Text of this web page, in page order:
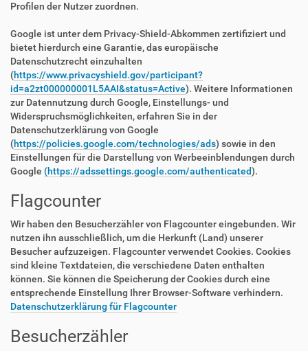
Profilen der Nutzer zuordnen.
Google ist unter dem Privacy-Shield-Abkommen zertifiziert und
bietet hierdurch eine Garantie, das europäische
Datenschutzrecht einzuhalten
(https://www.privacyshield.gov/participant?
id=a2zt000000001L5AAI&status=Active). Weitere Informationen
zur Datennutzung durch Google, Einstellungs- und
Widerspruchsmöglichkeiten, erfahren Sie in der
Datenschutzerklärung von Google
(https://policies.google.com/technologies/ads) sowie in den
Einstellungen für die Darstellung von Werbeeinblendungen durch
Google (https://adssettings.google.com/authenticated).
Flagcounter
Wir haben den Besucherzähler von Flagcounter eingebunden. Wir
nutzen ihn ausschließlich, um die Herkunft (Land) unserer
Besucher aufzuzeigen. Flagcounter verwendet Cookies. Cookies
sind kleine Textdateien, die verschiedene Daten enthalten
können. Sie können die Speicherung der Cookies durch eine
entsprechende Einstellung Ihrer Browser-Software verhindern.
Datenschutzerklärung für Flagcounter
Besucherzähler